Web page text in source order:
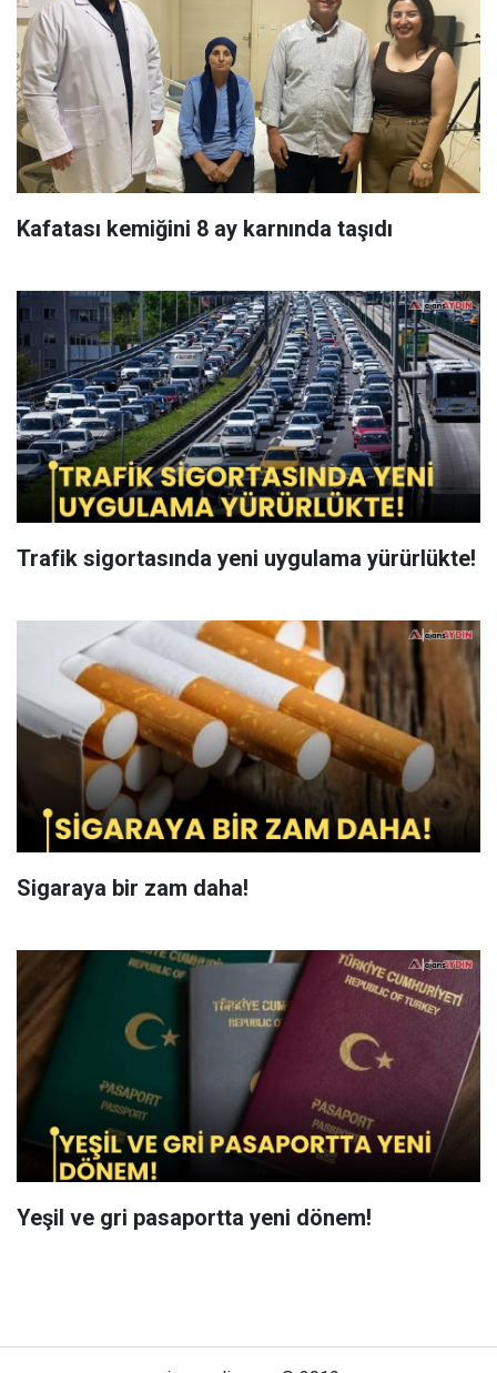
Kafatası kemiğini 8 ay karnında taşıdı
Trafik sigortasında yeni uygulama yürürlükte!
Sigaraya bir zam daha!
Yeşil ve gri pasaportta yeni dönem!